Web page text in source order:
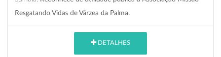
Resgatando Vidas de Várzea da Palma.
DETALHES